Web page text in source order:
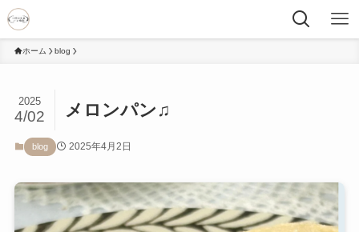
ホーム blog
メロンパン♫
2025
4/02
blog 2025年4月2日